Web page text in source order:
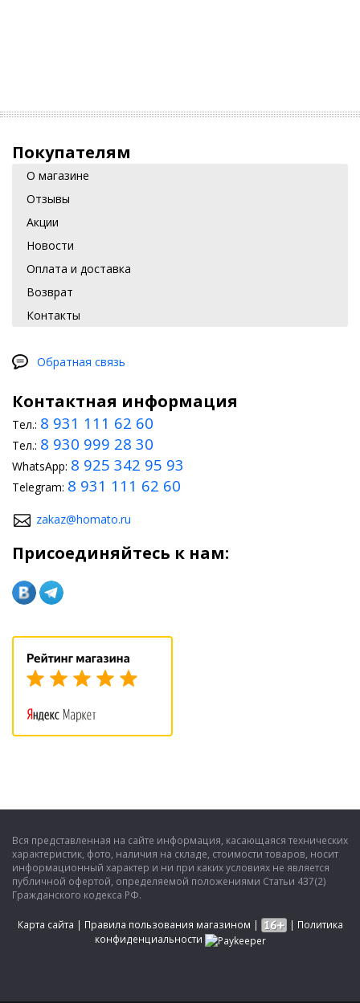
Покупателям
О магазине
Отзывы
Акции
Новости
Оплата и доставка
Возврат
Контакты
Обратная связь
Контактная информация
Тел.: 8 931 111 62 60
Тел.: 8 930 999 28 30
WhatsApp: 8 925 342 95 93
Telegram: 8 931 111 62 60
zakaz@homato.ru
Присоединяйтесь к нам:
Вся представленная на сайте информация, касающаяся технических
характеристик, фото, наличия на складе, стоимости товаров, носит
информационный характер и ни при каких условиях не является
публичной офертой, определяемой положениями Статьи 437(2)
Гражданского кодекса РФ.
Карта сайта | Правила пользования магазином | | Политика
конфиденциальности